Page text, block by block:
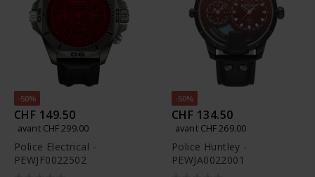
-50%
CHF 149.50
avant CHF 299.00
Police Electrical -
PEWJF0022502
-50%
CHF 134.50
avant CHF 269.00
Police Huntley -
PEWJA0022001